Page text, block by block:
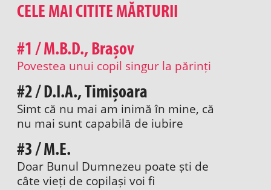
CELE MAI CITITE MĂRTURII
#1 / M.B.D., Brașov
Povestea unui copil singur la părinți
#2 / D.I.A., Timișoara
Simt că nu mai am inimă în mine, că
nu mai sunt capabilă de iubire
#3 / M.E.
Doar Bunul Dumnezeu poate ști de
câte vieți de copilași voi fi